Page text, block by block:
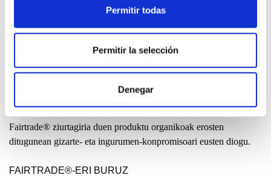
Permitir todas
Permitir la selección
Denegar
Lagun askok galdetzen digute zergatik ez dugu gure jantziak
maila lokalean egiten, hasieratik bukaeraraino. Zergatik ekoizten
dira Indian edo Txinan jantzi batzuk?
IRAKURRI
Fairtrade® ziurtagiria duen produktu organikoak erosten
ditugunean gizarte- eta ingurumen-konpromisoari eusten diogu.
FAIRTRADE®-ERI BURUZ